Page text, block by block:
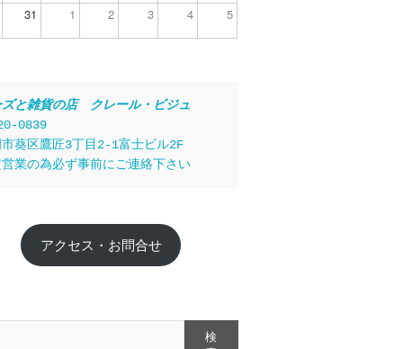
31 1 2 3 4 5
と雑貨の店　クレール・ビジュ
0839
葵区鷹匠3丁目2-1富士ビル2F
業の為必ず事前にご連絡下さい
アクセス・お問合せ
検